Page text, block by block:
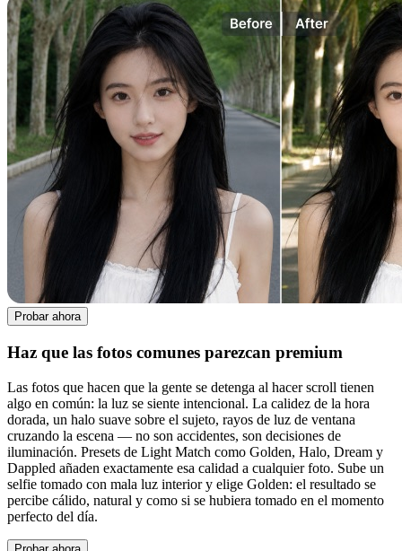
Probar ahora
Haz que las fotos comunes parezcan premium
Las fotos que hacen que la gente se detenga al hacer scroll tienen
algo en común: la luz se siente intencional. La calidez de la hora
dorada, un halo suave sobre el sujeto, rayos de luz de ventana
cruzando la escena — no son accidentes, son decisiones de
iluminación. Presets de Light Match como Golden, Halo, Dream y
Dappled añaden exactamente esa calidad a cualquier foto. Sube un
selfie tomado con mala luz interior y elige Golden: el resultado se
percibe cálido, natural y como si se hubiera tomado en el momento
perfecto del día.